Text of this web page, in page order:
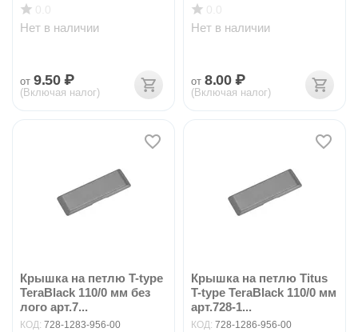
Нет в наличии
от 9.50 ₽
(Включая налог)
Нет в наличии
от 8.00 ₽
(Включая налог)
Крышка на петлю T-type
TeraBlack 110/0 мм без
лого арт.7...
КОД: 728-1283-956-00
Крышка на петлю Titus
T-type TeraBlack 110/0 мм
арт.728-1...
КОД: 728-1286-956-00